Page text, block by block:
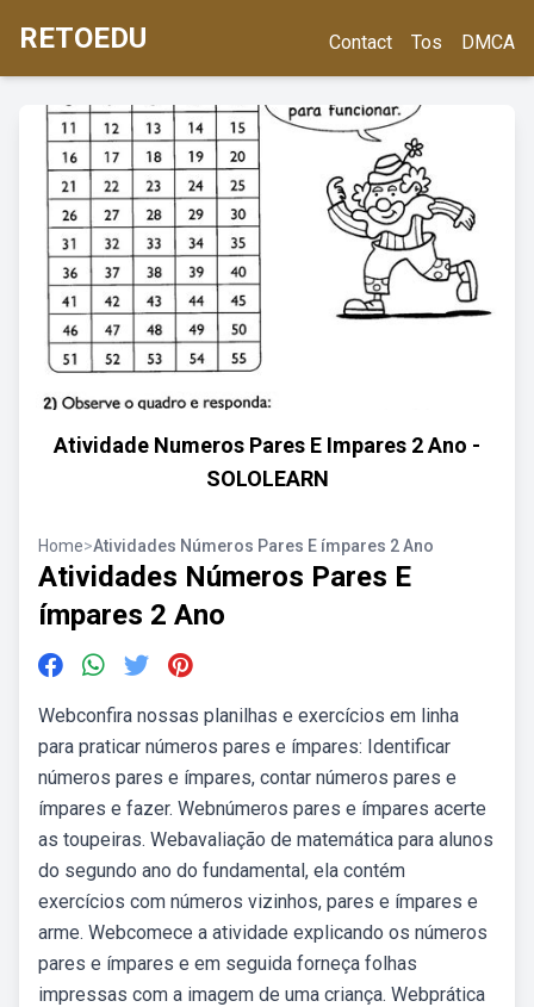
RETOEDU Contact Tos DMCA
Atividade Numeros Pares E Impares 2 Ano -
SOLOLEARN
Home>Atividades Números Pares E ímpares 2 Ano
Atividades Números Pares E
ímpares 2 Ano
Webconfira nossas planilhas e exercícios em linha
para praticar números pares e ímpares: Identificar
números pares e ímpares, contar números pares e
ímpares e fazer. Webnúmeros pares e ímpares acerte
as toupeiras. Webavaliação de matemática para alunos
do segundo ano do fundamental, ela contém
exercícios com números vizinhos, pares e ímpares e
arme. Webcomece a atividade explicando os números
pares e ímpares e em seguida forneça folhas
impressas com a imagem de uma criança. Webprática